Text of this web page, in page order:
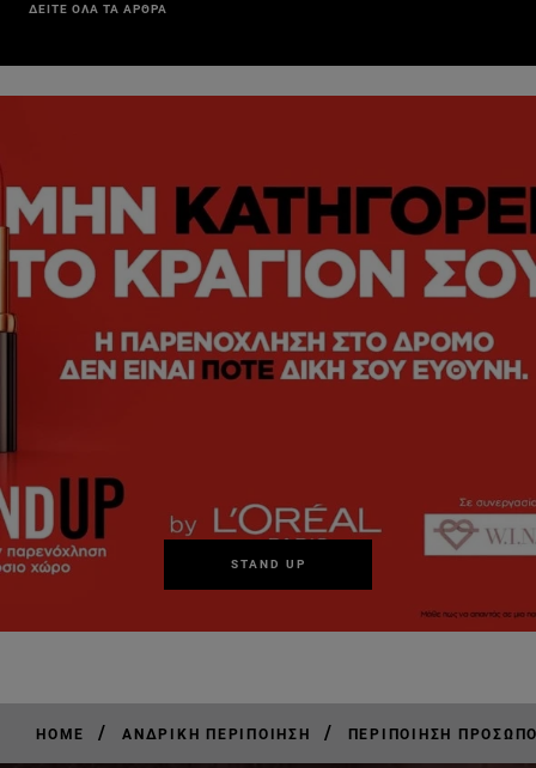
ΔΕΙΤΕ ΟΛΑ ΤΑ ΑΡΘΡΑ
STAND UP
HOME / ΑΝΔΡΙΚΉ ΠΕΡΙΠΟΊΗΣΗ / ΠΕΡΙΠΟΊΗΣΗ